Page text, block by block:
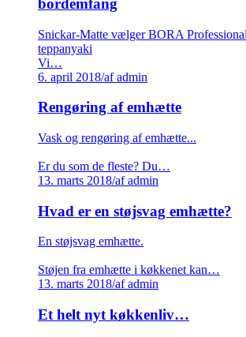
bordemfang
Snickar-Matte vælger BORA
teppanyaki
Vi…
6. april 2018/af admin
Rengøring af emhætte
Vask og rengøring af emhætte...
Er du som de fleste? Du…
13. marts 2018/af admin
Hvad er en støjsvag emhætte?
En støjsvag emhætte.
Støjen fra emhætte i køkkenet kan…
13. marts 2018/af admin
Et helt nyt køkkenliv…